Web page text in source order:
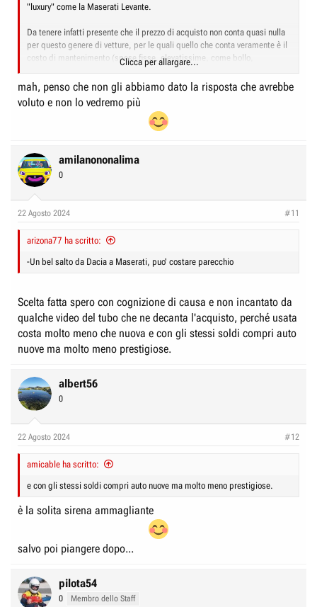
"luxury" come la Maserati Levante.
Da tenere infatti presente che il prezzo di acquisto non conta quasi nulla
per questo genere di vetture, per le quali quello che conta veramente è il
costo di mantenimento (spese fisse, elevatissime, come bollo,
superbollo e assicurazione) e quello di manutenzione (tagliandi, gomme,
eventuali riparazioni).
Detto ciò, si può parlare della eventuale nuova vettura, certamente di
elevato standing e raffinata. Un Suv eccellente. Il prezzo mi sembra un
tantino basso, occorrerebbe verificare bene la "storia" di questa vettura
Clicca per allargare...
mah, penso che non gli abbiamo dato la risposta che avrebbe
voluto e non lo vedremo più
amilanononalima
0
22 Agosto 2024 #11
arizona77 ha scritto:
-Un bel salto da Dacia a Maserati, puo' costare parecchio
Scelta fatta spero con cognizione di causa e non incantato da
qualche video del tubo che ne decanta l'acquisto, perché usata
costa molto meno che nuova e con gli stessi soldi compri auto
nuove ma molto meno prestigiose.
albert56
0
22 Agosto 2024 #12
amicable ha scritto:
e con gli stessi soldi compri auto nuove ma molto meno prestigiose.
è la solita sirena ammagliante
salvo poi piangere dopo...
pilota54
0 Membro dello Staff